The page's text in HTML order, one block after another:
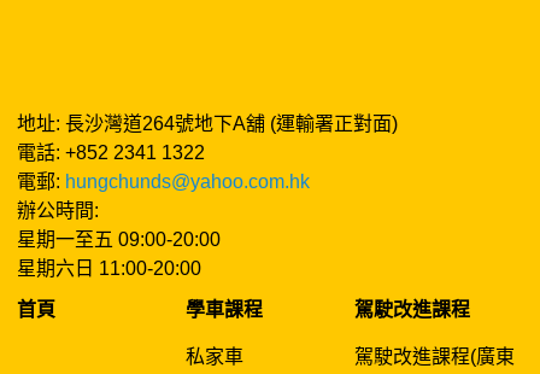
地址: 長沙灣道264號地下A舖 (運輸署正對面)
電話: +852 2341 1322
電郵: hungchunds@yahoo.com.hk
辦公時間:
星期一至五 09:00-20:00
星期六日 11:00-20:00
首頁
學車課程
私家車
駕駛改進課程
駕駛改進課程(廣東